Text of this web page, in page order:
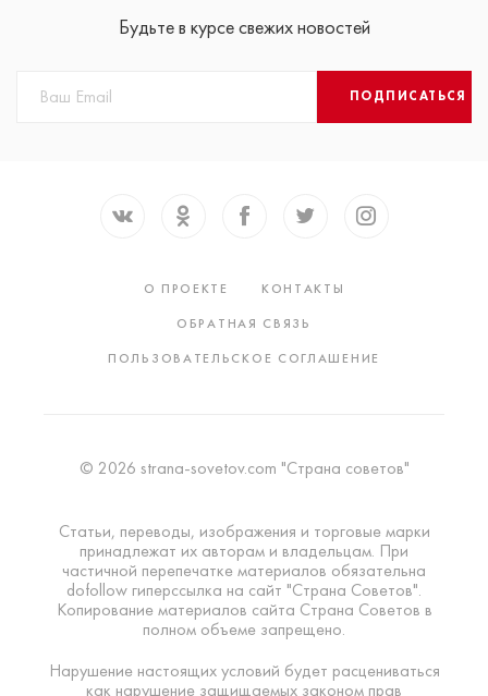
Будьте в курсе свежих новостей
ПОДПИСАТЬСЯ
О ПРОЕКТЕ
КОНТАКТЫ
ОБРАТНАЯ СВЯЗЬ
ПОЛЬЗОВАТЕЛЬСКОЕ СОГЛАШЕНИЕ
© 2026 strana-sovetov.com "Страна советов"
Статьи, переводы, изображения и торговые марки
принадлежат их авторам и владельцам. При
частичной перепечатке материалов обязательна
dofollow гиперссылка на сайт "Страна Советов".
Копирование материалов сайта Страна Советов в
полном объеме запрещено.
Нарушение настоящих условий будет расцениваться
как нарушение защищаемых законом прав